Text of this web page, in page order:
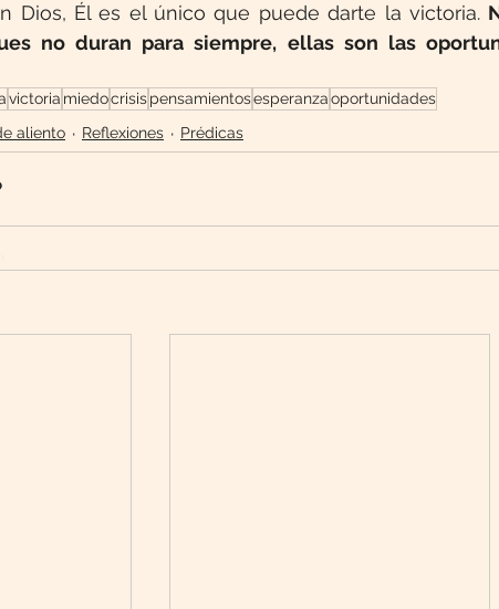
Dios, Él es el único que puede darte la victoria.
no duran para siempre, ellas son las
victoria miedocrisispensamientosesperanzaoportunidades
aliento
Reflexiones Prédicas